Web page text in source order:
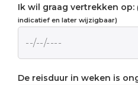
Ik wil graag vertrekken op:
indicatief en later wijzigbaar)
De reisduur in weken is